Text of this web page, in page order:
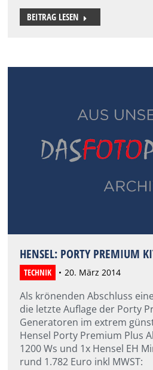
BEITRAG LESEN
HENSEL: PORTY PREMIUM
TECHNIK 20. März 2014
Als krönenden Abschluss
die letzte Auflage der Porty
Generatoren im extrem
Hensel Porty Premium Plus
1200 Ws und 1x Hensel EH
rund 1.782 Euro inkl MWST: